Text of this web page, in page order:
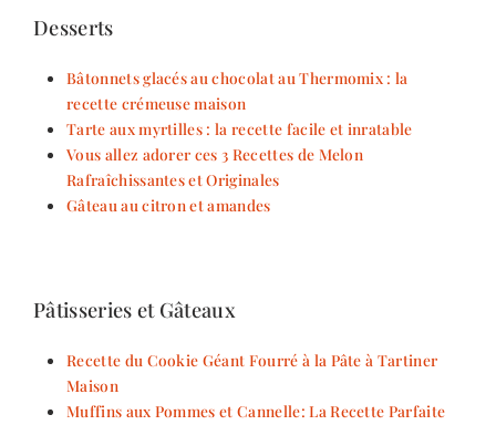
Desserts
Bâtonnets glacés au chocolat au Thermomix : la
recette crémeuse maison
Tarte aux myrtilles : la recette facile et inratable
Vous allez adorer ces 3 Recettes de Melon
Rafraîchissantes et Originales
Gâteau au citron et amandes
Pâtisseries et Gâteaux
Recette du Cookie Géant Fourré à la Pâte à Tartiner
Maison
Muffins aux Pommes et Cannelle: La Recette Parfaite